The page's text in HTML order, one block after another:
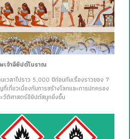
จ้าอียิปต์โบราณ
วลาไปราว 5,000 ปีก่อนกับเรื่องราวของ 7
เกี่ยวเนื่องกับการสร้างโลกและการปกครอง
วัติศาสตร์อียิปต์สนุกยิ่งขึ้น